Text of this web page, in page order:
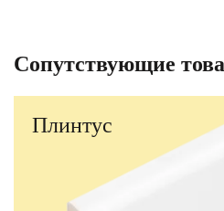
Сопутствующие
Плинтус